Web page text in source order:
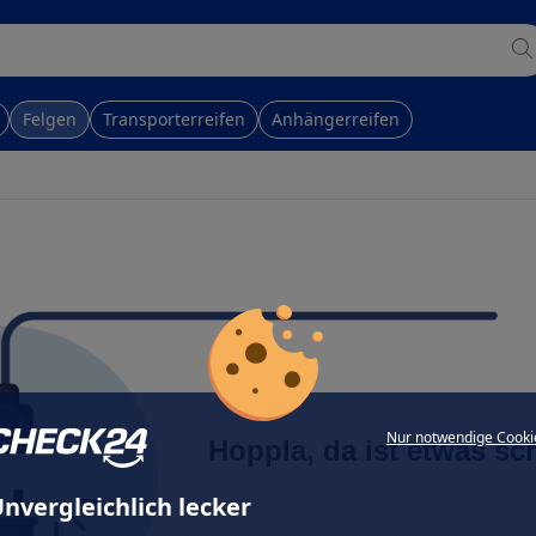
Nur notwendige
lecker
Felgen Transporterreifen Anhängerreifen
Hoppla, da ist etwas